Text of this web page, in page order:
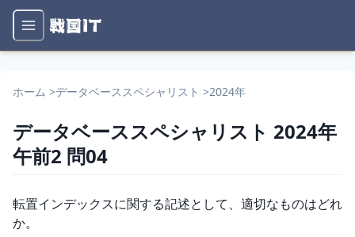
ホーム >データベーススペシャリスト >2024年
データベーススペシャリスト 2024年
午前2 問04
問題文
転置インデックスに関する記述として、適切なものはどれ
か。